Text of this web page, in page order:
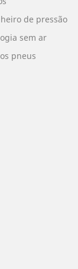
de pressão
sem ar
pneus